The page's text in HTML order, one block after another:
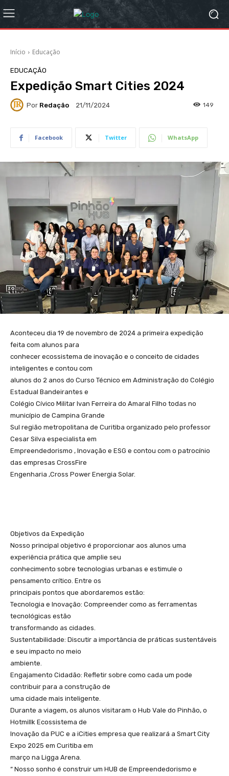
Início Educação
EDUCAÇÃO
Expedição Smart Cities 2024
Por Redação 21/11/2024 149
Facebook Twitter WhatsApp
Aconteceu dia 19 de novembro de 2024 a primeira expedição
feita com alunos para
conhecer ecossistema de inovação e o conceito de cidades
inteligentes e contou com
alunos do 2 anos do Curso Técnico em Administração do Colégio
Estadual Bandeirantes e
Colégio Cívico Militar Ivan Ferreira do Amaral Filho todas no
município de Campina Grande
Sul região metropolitana de Curitiba organizado pelo professor
Cesar Silva especialista em
Empreendedorismo , Inovação e ESG e contou com o patrocínio
das empresas CrossFire
Engenharia ,Cross Power Energia Solar.
Objetivos da Expedição
Nosso principal objetivo é proporcionar aos alunos uma
experiência prática que amplie seu
conhecimento sobre tecnologias urbanas e estimule o
pensamento crítico. Entre os
principais pontos que abordaremos estão:
Tecnologia e Inovação: Compreender como as ferramentas
tecnológicas estão
transformando as cidades.
Sustentabilidade: Discutir a importância de práticas sustentáveis
e seu impacto no meio
ambiente.
Engajamento Cidadão: Refletir sobre como cada um pode
contribuir para a construção de
uma cidade mais inteligente.
Durante a viagem, os alunos visitaram o Hub Vale do Pinhão, o
Hotmillk Ecossistema de
Inovação da PUC e a iCities empresa que realizará a Smart City
Expo 2025 em Curitiba em
março na Ligga Arena.
“ Nosso sonho é construir um HUB de Empreendedorismo e